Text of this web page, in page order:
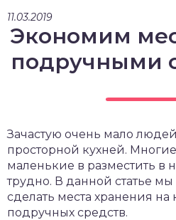
11.03.2019
Экономим
подручными
Зачастую очень мало людей
просторной кухней.
маленькие в разместить в
трудно. В данной статье
сделать места хранения
подручных средств.